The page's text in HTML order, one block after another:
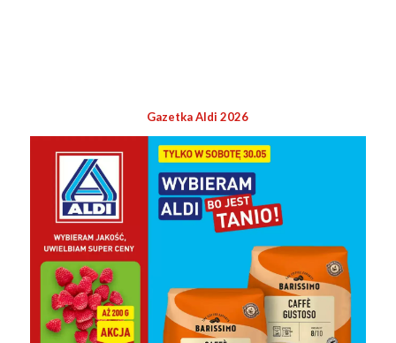
Gazetka Aldi 2026